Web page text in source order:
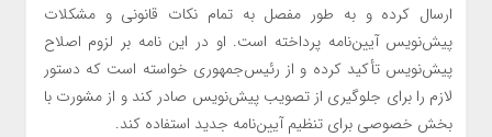
ارسال کرده و به طور مفصل به تمام نکات قانونی و مشکلات
پیش‌نویس آیین‌نامه پرداخته است. او در این نامه بر لزوم اصلاح
پیش‌نویس تأکید کرده و از رئیس‌جمهوری خواسته است که دستور
لازم را برای جلوگیری از تصویب پیش‌نویس صادر کند و از مشورت با
بخش خصوصی برای تنظیم آیین‌نامه جدید استفاده کند.